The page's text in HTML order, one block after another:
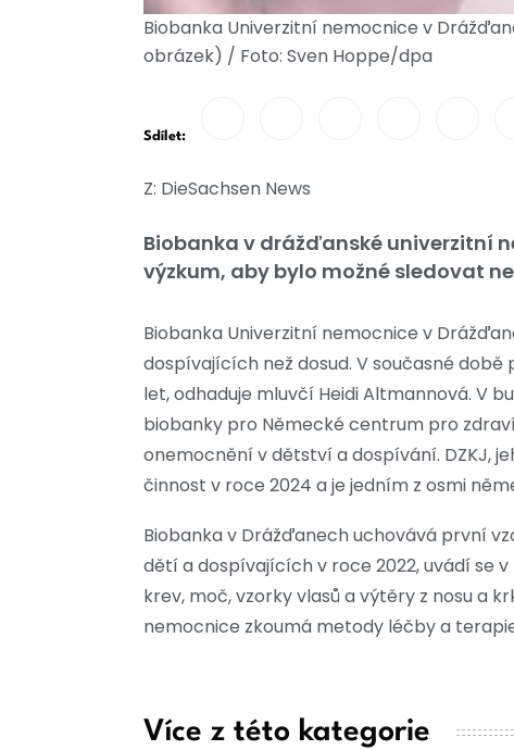
Biobanka Univerzitní nemocnice v
obrázek) / Foto: Sven Hoppe/dpa
Sdílet:
Z: DieSachsen News
Biobanka v drážďanské univerzitní
výzkum, aby bylo možné sledovat
Biobanka Univerzitní nemocnice v
dospívajících než dosud. V současné
let, odhaduje mluvčí Heidi Altmannová. V
biobanky pro Německé centrum pro
onemocnění v dětství a dospívání. DZKJ,
činnost v roce 2024 a je jedním z osmi
Biobanka v Drážďanech uchovává první
dětí a dospívajících v roce 2022, uvádí se
krev, moč, vzorky vlasů a výtěry z nosu a
nemocnice zkoumá metody léčby a
Více z této kategorie